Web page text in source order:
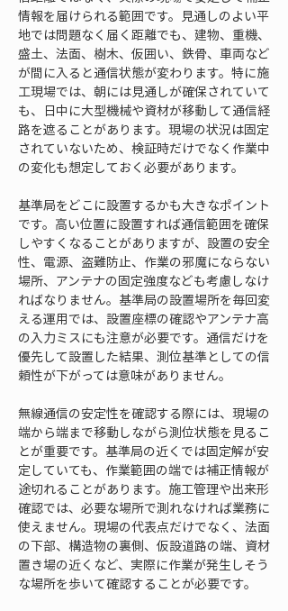
情報を届けられる範囲です。見通しのよい平
地では問題なく届く距離でも、建物、重機、
盛土、法面、樹木、仮囲い、鉄骨、車両など
が間に入ると通信状態が変わります。特に施
工現場では、朝には見通しが確保されていて
も、日中に大型機械や資材が移動して通信経
路を遮ることがあります。現場の状況は固定
されていないため、検証時だけでなく作業中
の変化も想定しておく必要があります。
基準局をどこに設置するかも大きなポイント
です。高い位置に設置すれば通信範囲を確保
しやすくなることがありますが、設置の安全
性、電源、盗難防止、作業の邪魔にならない
場所、アンテナの固定強度なども考慮しなけ
ればなりません。基準局の設置場所を毎回変
える運用では、設置座標の確認やアンテナ高
の入力ミスにも注意が必要です。通信だけを
優先して設置した結果、測位基準としての信
頼性が下がっては意味がありません。
無線通信の安定性を確認する際には、現場の
端から端まで移動しながら測位状態を見るこ
とが重要です。基準局の近くでは固定解が安
定していても、作業範囲の端では補正情報が
途切れることがあります。施工管理や出来形
確認では、必要な場所で測れなければ業務に
使えません。現場の代表点だけでなく、法面
の下部、構造物の裏側、仮設道路の端、資材
置き場の近くなど、実際に作業が発生しそう
な場所を歩いて確認することが必要です。